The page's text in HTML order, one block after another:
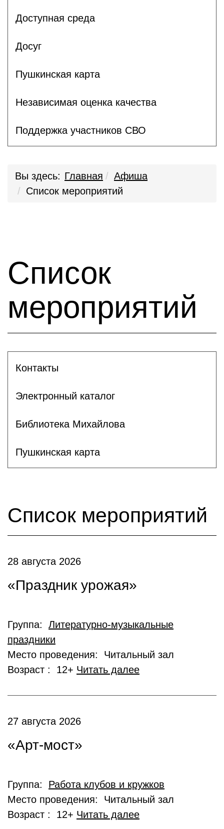
Доступная среда
Досуг
Пушкинская карта
Независимая оценка качества
Поддержка участников СВО
Вы здесь: Главная
Афиша
Список мероприятий
Список
мероприятий
Контакты
Электронный каталог
Библиотека Михайлова
Пушкинская карта
Список мероприятий
28 августа 2026
«Праздник урожая»
Группа: Литературно-музыкальные
праздники
Место проведения: Читальный зал
Возраст : 12+ Читать далее
27 августа 2026
«Арт-мост»
Группа: Работа клубов и кружков
Место проведения: Читальный зал
Возраст : 12+ Читать далее